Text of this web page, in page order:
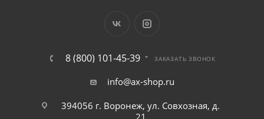
8 (800) 101-45-39 ЗАКАЗАТЬ ЗВОНОК
info@ax-shop.ru
394056 г. Воронеж, ул. Совхозная, д.
21